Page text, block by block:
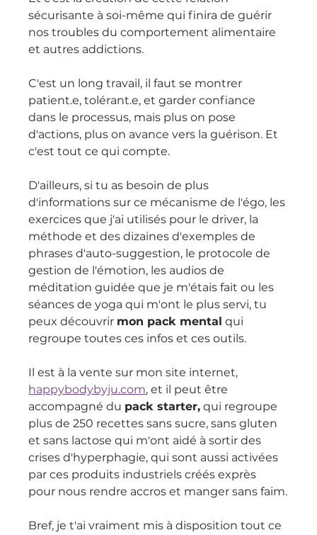
sécurisante à soi-même qui finira de guérir
nos troubles du comportement alimentaire
et autres addictions.
C'est un long travail, il faut se montrer
patient.e, tolérant.e, et garder confiance
dans le processus, mais plus on pose
d'actions, plus on avance vers la guérison. Et
c'est tout ce qui compte.
D'ailleurs, si tu as besoin de plus
d'informations sur ce mécanisme de l'égo, les
exercices que j'ai utilisés pour le driver, la
méthode et des dizaines d'exemples de
phrases d'auto-suggestion, le protocole de
gestion de l'émotion, les audios de
méditation guidée que je m'étais fait ou les
séances de yoga qui m'ont le plus servi, tu
peux découvrir mon pack mental qui
regroupe toutes ces infos et ces outils.
Il est à la vente sur mon site internet,
happybodybyju.com, et il peut être
accompagné du pack starter, qui regroupe
plus de 250 recettes sans sucre, sans gluten
et sans lactose qui m'ont aidé à sortir des
crises d'hyperphagie, qui sont aussi activées
par ces produits industriels créés exprès
pour nous rendre accros et manger sans faim.
Bref, je t'ai vraiment mis à disposition tout ce